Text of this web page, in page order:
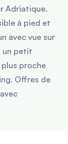
Adriatique.
à pied et
avec vue sur
un petit
proche
Offres de